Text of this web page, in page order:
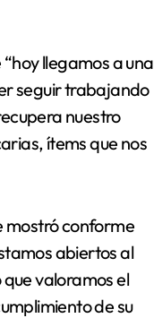
llegamos a una
seguir trabajando
nuestro
ítems que nos
mostró conforme
abiertos al
valoramos el
de su